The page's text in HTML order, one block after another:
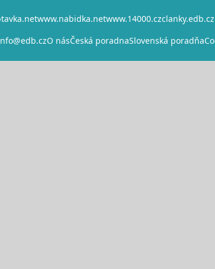
www.nabidka.netwww.14000.czclanky.edb.cz
O násČeská poradnaSlovenská poradňa